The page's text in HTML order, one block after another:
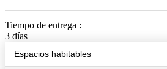
Tiempo de entrega :
3 días
Espacios habitables